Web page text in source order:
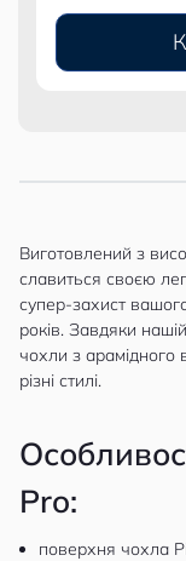
Виготовлений з
славиться своєю
супер-захист
років. Завдяки
чохли з арамідного
різні стилі.
Pro:
поверхня чохла